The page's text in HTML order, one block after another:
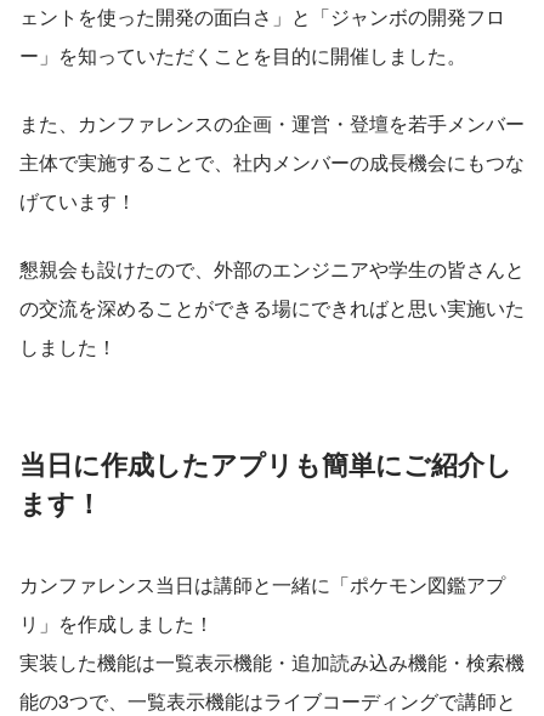
ェントを使った開発の面白さ」と「ジャンボの開発フロ
ー」を知っていただくことを目的に開催しました。
また、カンファレンスの企画・運営・登壇を若手メンバー
主体で実施することで、社内メンバーの成長機会にもつな
げています！
懇親会も設けたので、外部のエンジニアや学生の皆さんと
の交流を深めることができる場にできればと思い実施いた
しました！
当日に作成したアプリも簡単にご紹介し
ます！
カンファレンス当日は講師と一緒に「ポケモン図鑑アプ
リ」を作成しました！
実装した機能は一覧表示機能・追加読み込み機能・検索機
能の3つで、一覧表示機能はライブコーディングで講師と